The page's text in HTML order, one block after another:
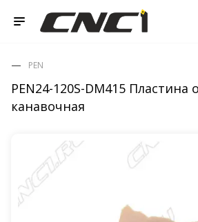
PEN24-120S-DM415 Пластина
канавочная
PEN